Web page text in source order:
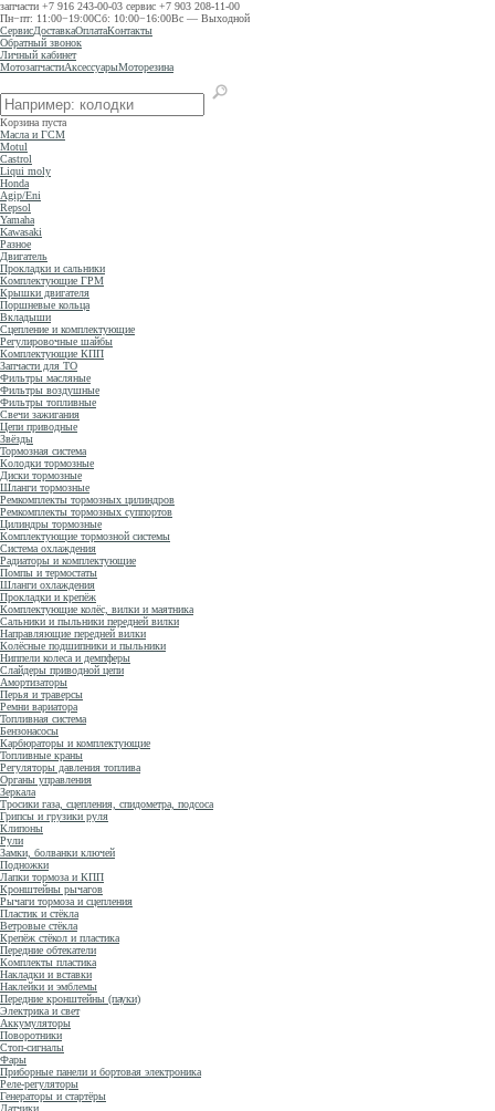
запчасти +7 916 243-00-03 сервис +7 903 208-11-00
Пн−пт: 11:00−19:00Сб: 10:00−16:00Вс — Выходной
СервисДоставкаОплатаКонтакты
Обратный звонок
Личный кабинет
МотозапчастиАксессуарыМоторезина
Корзина пуста
Масла и ГСМ
Motul
Castrol
Liqui moly
Honda
Agip/Eni
Repsol
Yamaha
Kawasaki
Разное
Двигатель
Прокладки и сальники
Комплектующие ГРМ
Крышки двигателя
Поршневые кольца
Вкладыши
Сцепление и комплектующие
Регулировочные шайбы
Комплектующие КПП
Запчасти для ТО
Фильтры масляные
Фильтры воздушные
Фильтры топливные
Свечи зажигания
Цепи приводные
Звёзды
Тормозная система
Колодки тормозные
Диски тормозные
Шланги тормозные
Ремкомплекты тормозных цилиндров
Ремкомплекты тормозных суппортов
Цилиндры тормозные
Комплектующие тормозной системы
Система охлаждения
Радиаторы и комплектующие
Помпы и термостаты
Шланги охлаждения
Прокладки и крепёж
Комплектующие колёс, вилки и маятника
Сальники и пыльники передней вилки
Направляющие передней вилки
Колёсные подшипники и пыльники
Ниппели колеса и демпферы
Слайдеры приводной цепи
Амортизаторы
Перья и траверсы
Ремни вариатора
Топливная система
Бензонасосы
Карбюраторы и комплектующие
Топливные краны
Регуляторы давления топлива
Органы управления
Зеркала
Тросики газа, сцепления, спидометра, подсоса
Грипсы и грузики руля
Клипоны
Рули
Замки, болванки ключей
Подножки
Лапки тормоза и КПП
Кронштейны рычагов
Рычаги тормоза и сцепления
Пластик и стёкла
Ветровые стёкла
Крепёж стёкол и пластика
Передние обтекатели
Комплекты пластика
Накладки и вставки
Наклейки и эмблемы
Передние кронштейны (пауки)
Электрика и свет
Аккумуляторы
Поворотники
Стоп-сигналы
Фары
Приборные панели и бортовая электроника
Реле-регуляторы
Генераторы и стартёры
Датчики